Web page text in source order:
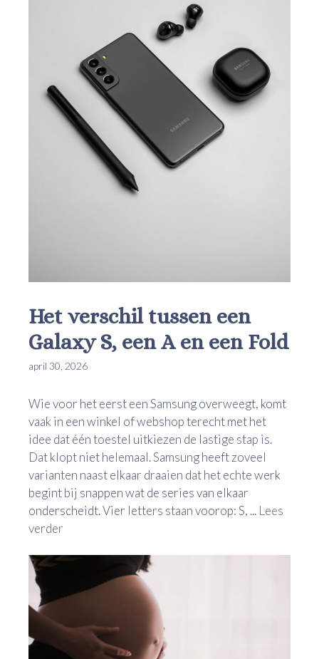
Het verschil tussen een
Galaxy S, een A en een Fold
april 30, 2026
Wie voor het eerst een Samsung overweegt, komt
vaak in een winkel of webshop terecht met het
idee dat één toestel uitkiezen de lastige stap is.
Dat klopt niet helemaal. Samsung heeft zoveel
varianten naast elkaar draaien dat het echte werk
begint bij snappen wat de series van elkaar
onderscheidt. Vier letters staan voorop: S, ... Lees
verder